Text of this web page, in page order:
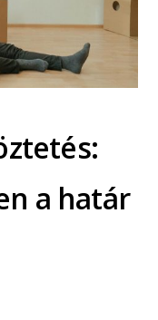
a határ